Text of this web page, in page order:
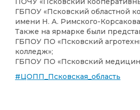
ГБПОУ «Псковский областной
имени Н. А. Римского-
Также на ярмарке были
ГБПОУ ПО «Псковский
колледж»;
ГБПОУ ПО «Псковский
#ЦОПП_Псковская_область